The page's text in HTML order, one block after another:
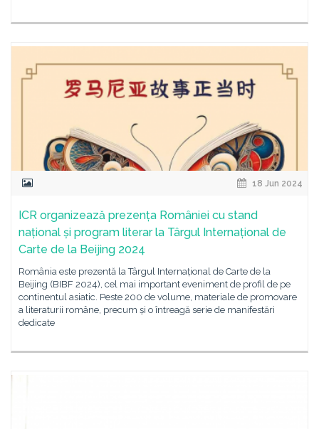
18 Jun 2024
ICR organizează prezența României cu stand
național și program literar la Târgul Internațional de
Carte de la Beijing 2024
România este prezentă la Târgul Internațional de Carte de la
Beijing (BIBF 2024), cel mai important eveniment de profil de pe
continentul asiatic. Peste 200 de volume, materiale de promovare
a literaturii române, precum și o întreagă serie de manifestări
dedicate